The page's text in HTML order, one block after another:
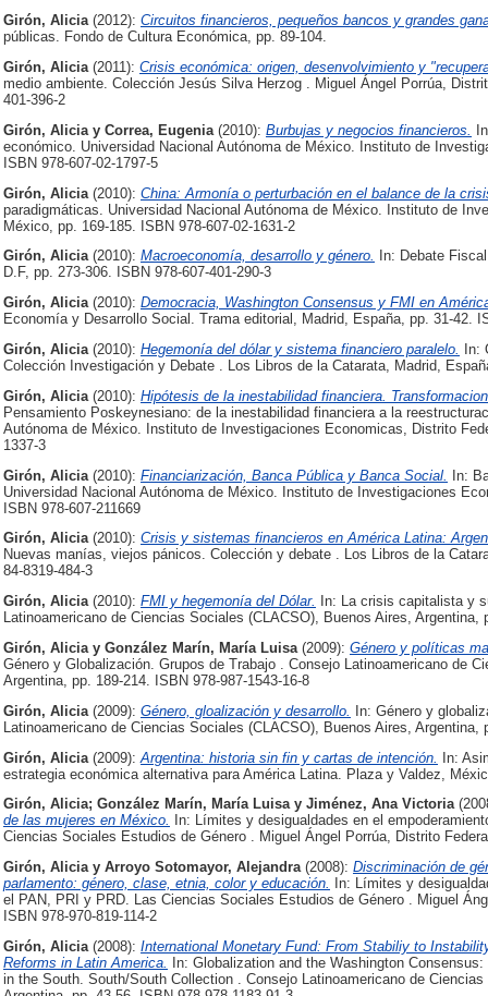
Girón, Alicia (2012): Circuitos financieros, pequeños bancos y grandes
públicas. Fondo de Cultura Económica, pp. 89-104.
Girón, Alicia (2011): Crisis económica: origen, desenvolvimiento y
medio ambiente. Colección Jesús Silva Herzog . Miguel Ángel Porrúa,
401-396-2
Girón, Alicia y Correa, Eugenia (2010): Burbujas y negocios financieros.
económico. Universidad Nacional Autónoma de México. Instituto de
ISBN 978-607-02-1797-5
Girón, Alicia (2010): China: Armonía o perturbación en el balance de la
paradigmáticas. Universidad Nacional Autónoma de México. Instituto de
México, pp. 169-185. ISBN 978-607-02-1631-2
Girón, Alicia (2010): Macroeconomía, desarrollo y género.
In: Debate
D.F, pp. 273-306. ISBN 978-607-401-290-3
Girón, Alicia (2010): Democracia, Washington Consensus y FMI en
Economía y Desarrollo Social. Trama editorial, Madrid, España, pp. 31-42.
Girón, Alicia (2010): Hegemonía del dólar y sistema financiero paralelo.
In:
Colección Investigación y Debate . Los Libros de la Catarata, Madrid,
Girón, Alicia (2010): Hipótesis de la inestabilidad financiera.
Pensamiento Poskeynesiano: de la inestabilidad financiera a la
Autónoma de México. Instituto de Investigaciones Economicas, Distrito
1337-3
Girón, Alicia (2010): Financiarización, Banca Pública y Banca Social. In:
Universidad Nacional Autónoma de México. Instituto de Investigaciones
ISBN 978-607-211669
Girón, Alicia (2010): Crisis y sistemas financieros en América Latina:
Nuevas manías, viejos pánicos. Colección y debate . Los Libros de la
84-8319-484-3
Girón, Alicia (2010): FMI y hegemonía del Dólar.
In: La crisis capitalista y
Latinoamericano de Ciencias Sociales (CLACSO), Buenos Aires, Argentina,
Girón, Alicia y González Marín, María Luisa (2009): Género y políticas
Género y Globalización. Grupos de Trabajo . Consejo Latinoamericano de
Argentina, pp. 189-214. ISBN 978-987-1543-16-8
Girón, Alicia (2009): Género, gloalización y desarrollo. In: Género y
Latinoamericano de Ciencias Sociales (CLACSO), Buenos Aires, Argentina,
Girón, Alicia (2009): Argentina: historia sin fin y cartas de intención. In:
estrategia económica alternativa para América Latina. Plaza y Valdez,
Girón, Alicia; González Marín, María Luisay Jiménez, Ana Victoria
de las mujeres en México.
In: Límites y desigualdades en el
Ciencias Sociales Estudios de Género . Miguel Ángel Porrúa, Distrito
Girón, Aliciay Arroyo Sotomayor, Alejandra (2008): Discriminación de
parlamento: género, clase, etnia, color y educación.
In: Límites y
el PAN, PRI y PRD. Las Ciencias Sociales Estudios de Género . Miguel
ISBN 978-970-819-114-2
Girón, Alicia (2008): International Monetary Fund: From Stabiliy to
Reforms in Latin America.
In: Globalization and the Washington
in the South. South/South Collection . Consejo Latinoamericano de